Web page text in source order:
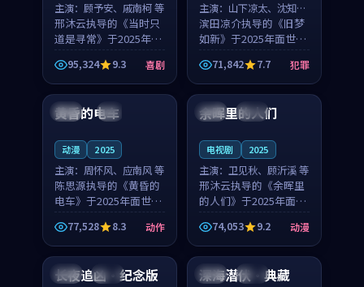
主演： 顾予安、戚南柯 等
邢沐云执导的《当时只
道是寻常》于2025年面
世，泰国的城市气质与
母女情深的人物心境共
同构筑了影片基调。顾
予安、戚南柯用细腻的
表演撑起整部喜剧电
95,324 9.3 喜剧
主演： 山下凉太、沈知韵
等
滨田凉介执导的《旧梦
如新》于2025年面世，
中国台湾的城市气质与
异国相遇的人物心境共
同构筑了影片基调。山
下凉太、沈知韵用细腻
的表演撑起整部犯罪
71,842 7.7 犯罪
日本 4K
黄昏的电车
动漫 2025
主演： 周怀风、应南风 等
陈思源执导的《黄昏的
电车》于2025年面世，
日本的城市气质与渔村
故事的人物心境共同构
筑了影片基调。周怀
风、应南风用细腻的表
演撑起整部动作电影，
77,528 8.3 动作
泰国 完结
余晖里的人们
电视剧 2025
主演： 卫见秋、顾沂溪 等
邢沐云执导的《余晖里
的人们》于2025年面
世，泰国的城市气质与
小镇生活的人物心境共
同构筑了影片基调。卫
见秋、顾沂溪用细腻的
表演撑起整部动漫电
74,053 9.2 动漫
韩国 院线
长夜追凶·纪念版 法国 高分
深海潜伏·典藏